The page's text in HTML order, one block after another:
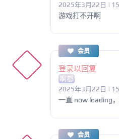
2025年3月22日 |
游戏打不开啊
会员
登录以回复
啊都
2025年3月22日 |
一直 now loading，
会员